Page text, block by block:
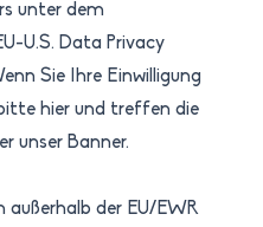
unter dem
U.S. Data Privacy
Sie Ihre Einwilligung
hier und treffen die
unser Banner.​
außerhalb der EU/EWR